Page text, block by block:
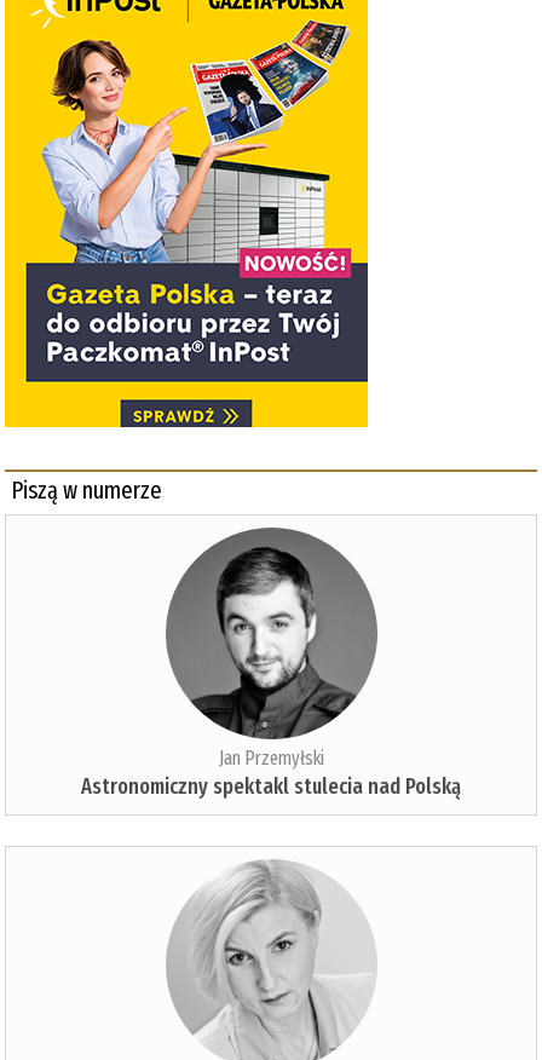
Piszą w numerze
Jan Przemyłski
Astronomiczny spektakl stulecia nad Polską